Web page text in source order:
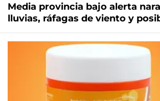
Media provincia bajo alerta
lluvias, ráfagas de viento y